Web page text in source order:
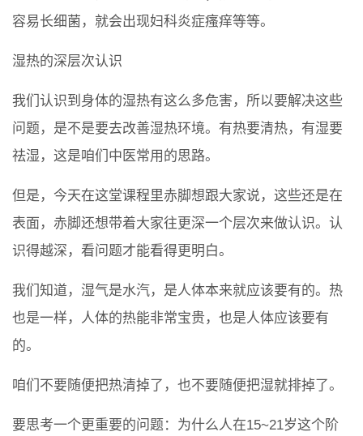
容易长细菌，就会出现妇科炎症瘙痒等等。
湿热的深层次认识
我们认识到身体的湿热有这么多危害，所以要解决这些
问题，是不是要去改善湿热环境。有热要清热，有湿要
祛湿，这是咱们中医常用的思路。
但是，今天在这堂课程里赤脚想跟大家说，这些还是在
表面，赤脚还想带着大家往更深一个层次来做认识。认
识得越深，看问题才能看得更明白。
我们知道，湿气是水汽，是人体本来就应该要有的。热
也是一样，人体的热能非常宝贵，也是人体应该要有
的。
咱们不要随便把热清掉了，也不要随便把湿就排掉了。
要思考一个更重要的问题：为什么人在15~21岁这个阶